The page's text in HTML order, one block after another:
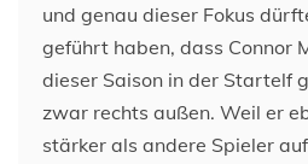
und genau dieser Fokus
geführt haben, dass Connor
dieser Saison in der Startelf
zwar rechts außen. Weil er
stärker als andere Spieler